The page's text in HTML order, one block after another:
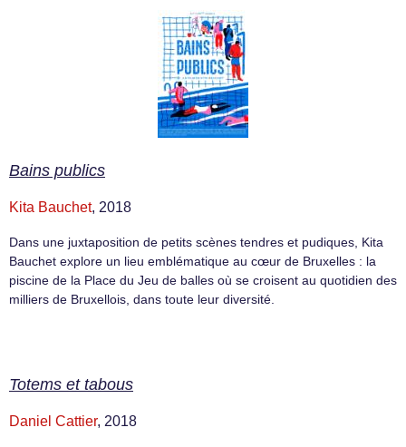
Bains publics
Kita Bauchet, 2018
Dans une juxtaposition de petits scènes tendres et pudiques, Kita
Bauchet explore un lieu emblématique au cœur de Bruxelles : la
piscine de la Place du Jeu de balles où se croisent au quotidien des
milliers de Bruxellois, dans toute leur diversité.
Totems et tabous
Daniel Cattier, 2018